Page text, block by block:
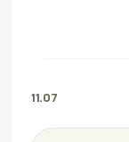
11.07